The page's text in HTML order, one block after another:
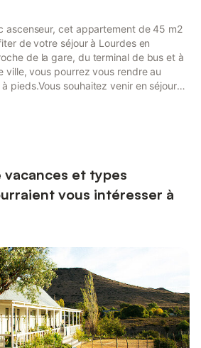
ascenseur, cet appartement de 45 m2
de votre séjour à Lourdes en
de la gare, du terminal de bus et à
ville, vous pourrez vous rendre au
pieds.Vous souhaitez venir en séjour
dans ce même établissement.
et types
vous intéresser à